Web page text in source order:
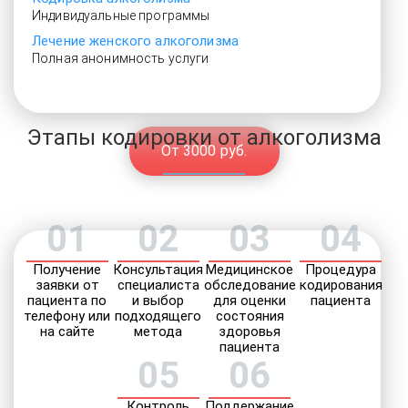
Индивидуальные программы
Лечение женского алкоголизма
Полная анонимность услуги
От 3000 руб.
Этапы кодировки от алкоголизма
01
Получение
заявки от
пациента по
телефону или
на сайте
02
Консультация
специалиста
и выбор
подходящего
метода
03
Медицинское
обследование
для оценки
состояния
здоровья
пациента
04
Процедура
кодирования
пациента
05 06